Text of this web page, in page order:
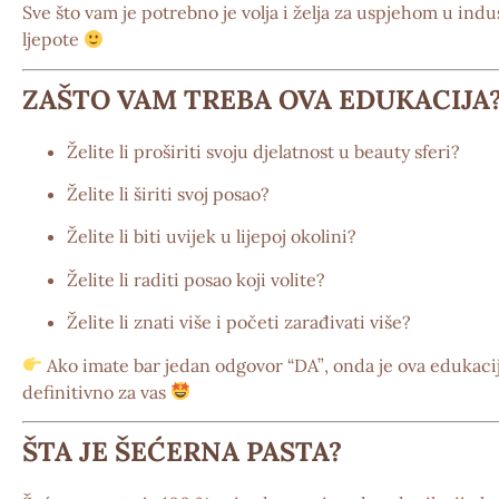
Sve što vam je potrebno je volja i želja za uspjehom u
ljepote
ZAŠTO VAM TREBA OVA
Želite li proširiti svoju djelatnost u beauty sferi?
Želite li širiti svoj posao?
Želite li biti uvijek u lijepoj okolini?
Želite li raditi posao koji volite?
Želite li znati više i početi zarađivati više?
Ako imate bar jedan odgovor“DA”, onda je ova
definitivno za vas
ŠTA JE ŠEĆERNA PASTA?